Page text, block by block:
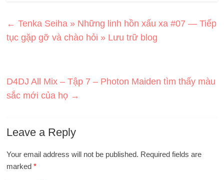
← Tenka Seiha » Những linh hồn xấu xa #07 — Tiếp
tục gặp gỡ và chào hỏi » Lưu trữ blog
D4DJ All Mix – Tập 7 – Photon Maiden tìm thấy màu
sắc mới của họ →
Leave a Reply
Your email address will not be published. Required fields are
marked*